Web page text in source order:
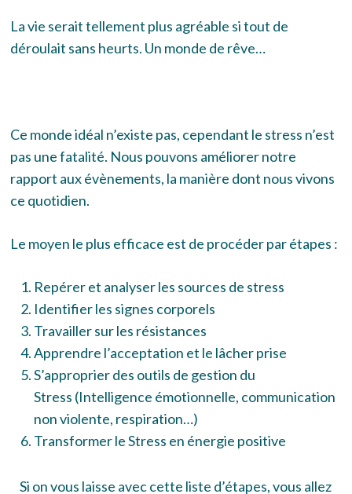
La vie serait tellement plus agréable si tout de
déroulait sans heurts. Un monde de rêve…
Ce monde idéal n’existe pas, cependant le stress n’est
pas une fatalité. Nous pouvons améliorer notre
rapport aux évènements, la manière dont nous vivons
ce quotidien.
Le moyen le plus efficace est de procéder par étapes :
Repérer et analyser les sources de stress
Identifier les signes corporels
Travailler sur les résistances
Apprendre l’acceptation et le lâcher prise
S’approprier des outils de gestion du
Stress (Intelligence émotionnelle, communication
non violente, respiration…)
Transformer le Stress en énergie positive
Si on vous laisse avec cette liste d’étapes, vous allez